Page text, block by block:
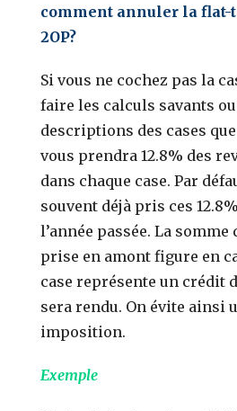
comment annuler la flat-
2OP?
Si vous ne cochez pas la
faire les calculs savants
descriptions des cases
vous prendra 12.8% des
dans chaque case. Par
souvent déjà pris ces
l’année passée. La somme
prise en amont figure en
case représente un crédit
sera rendu. On évite ainsi
imposition.
Exemple